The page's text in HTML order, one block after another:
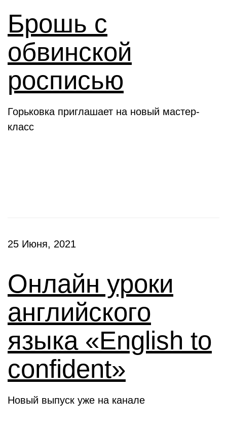
Брошь с
обвинской
росписью
Горьковка приглашает на новый мастер-
класс
25 Июня, 2021
Онлайн уроки
английского
языка «English to
confident»
Новый выпуск уже на канале